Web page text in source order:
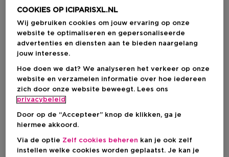
Kies je formaat
100 ML
100 ML
Productprijs
€ 59,20
COOKIES OP ICIPARISXL.NL
Wij gebruiken cookies om jouw ervaring op onze
website te optimaliseren en gepersonaliseerde
advertenties en diensten aan te bieden naargelang
jouw interesse.
Hoe doen we dat? We analyseren het verkeer op onze
website en verzamelen informatie over hoe iedereen
zich door onze website beweegt. Lees ons
privacybeleid
Door op de “Accepteer” knop de klikken, ga je
hiermee akkoord.
Via de optie Zelf cookies beheren kan je ook zelf
instellen welke cookies worden geplaatst. Je kan je